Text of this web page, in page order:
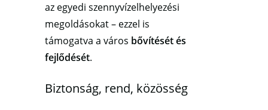
az egyedi szennyvízelhelyezési
megoldásokat – ezzel is
támogatva a város bővítését és
fejlődését.
Biztonság, rend, közösség